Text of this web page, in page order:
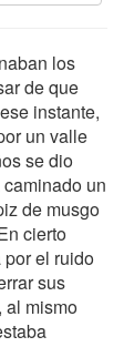
los
de que
instante,
un valle
se dio
un
de musgo
cierto
por el ruido
sus
al mismo